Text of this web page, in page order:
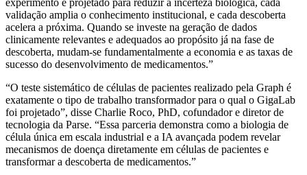
experimento é projetado para reduzir a incerteza biológica, cada
validação amplia o conhecimento institucional, e cada descoberta
acelera a próxima. Quando se investe na geração de dados
clinicamente relevantes e adequados ao propósito já na fase de
descoberta, mudam-se fundamentalmente a economia e as taxas de
sucesso do desenvolvimento de medicamentos.”
“O teste sistemático de células de pacientes realizado pela Graph é
exatamente o tipo de trabalho transformador para o qual o GigaLab
foi projetado”, disse Charlie Roco, PhD, cofundador e diretor de
tecnologia da Parse. “Essa parceria demonstra como a biologia de
célula única em escala industrial e a IA avançada podem revelar
mecanismos de doença diretamente em células de pacientes e
transformar a descoberta de medicamentos.”